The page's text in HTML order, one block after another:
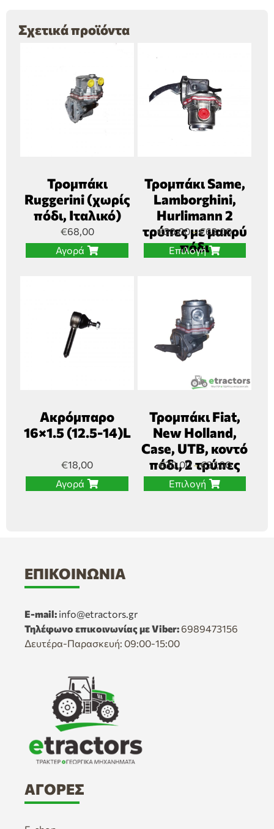
Σχετικά προϊόντα
Τρομπάκι
Ruggerini (χωρίς
πόδι, Ιταλικό)
€68,00
Αγορά
Τρομπάκι Same,
Lamborghini,
Hurlimann 2
τρύπες με μακρύ
πόδι
€30,00–€63,00
Επιλογή
Ακρόμπαρο
16×1.5 (12.5-14)L
€18,00
Αγορά
Τρομπάκι Fiat,
New Holland,
Case, UTB, κοντό
πόδι, 2 τρύπες
€30,00–€37,00
Επιλογή
ΕΠΙΚΟΙΝΩΝΊΑ
E-mail: info@etractors.gr
Τηλέφωνο επικοινωνίας με Viber: 6989473156
Δευτέρα-Παρασκευή: 09:00-15:00
ΑΓΟΡΈΣ